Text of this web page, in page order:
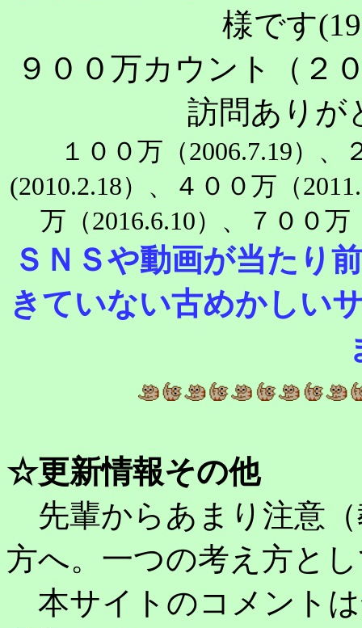
様です
９００万カウント（２
訪問ありが
１００万（2006.7.19）、
(2010.2.18）、４００万（
万（2016.6.10）、７００万
ＳＮＳや動画が当たり
きていない古めかしい
☆更新情報その他
先輩からあまり注意
方へ。一つの考え方と
本サイトのコメント